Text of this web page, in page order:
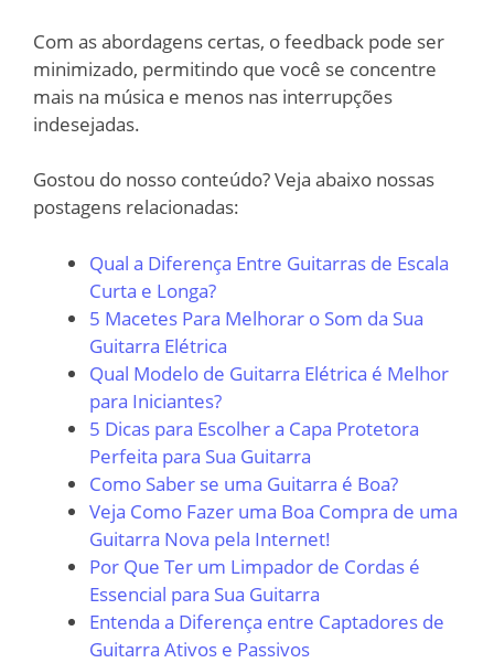
Com as abordagens certas, o feedback pode ser
minimizado, permitindo que você se concentre
mais na música e menos nas interrupções
indesejadas.
Gostou do nosso conteúdo? Veja abaixo nossas
postagens relacionadas:
Qual a Diferença Entre Guitarras de Escala
Curta e Longa?
5 Macetes Para Melhorar o Som da Sua
Guitarra Elétrica
Qual Modelo de Guitarra Elétrica é Melhor
para Iniciantes?
5 Dicas para Escolher a Capa Protetora
Perfeita para Sua Guitarra
Como Saber se uma Guitarra é Boa?
Veja Como Fazer uma Boa Compra de uma
Guitarra Nova pela Internet!
Por Que Ter um Limpador de Cordas é
Essencial para Sua Guitarra
Entenda a Diferença entre Captadores de
Guitarra Ativos e Passivos